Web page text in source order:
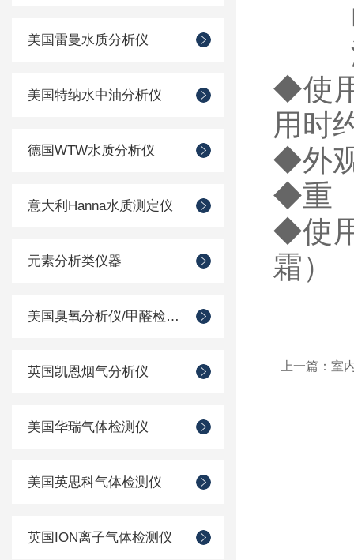
美国雷曼水质分析仪
美国特纳水中油分析仪
德国WTW水质分析仪
意大利Hanna水质测定仪
元素分析类仪器
美国臭氧分析仪/甲醛检测仪
英国凯恩烟气分析仪
美国华瑞气体检测仪
美国英思科气体检测仪
英国ION离子气体检测仪
电
溢
◆使
用时
◆外
◆重
◆使
霜）
上一篇： 室